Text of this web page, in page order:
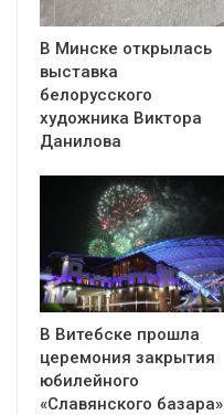
В Минске открылась
выставка
белорусского
художника Виктора
Данилова
В Витебске прошла
церемония закрытия
юбилейного
«Славянского базара»